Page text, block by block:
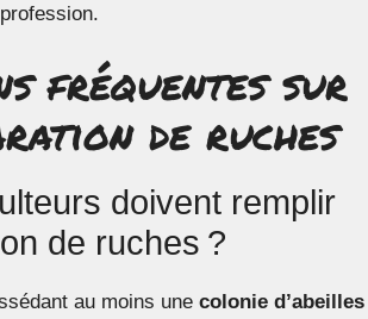
fréquentes sur
de ruches
doivent remplir
de ruches ?
au moins une colonie d’abeilles